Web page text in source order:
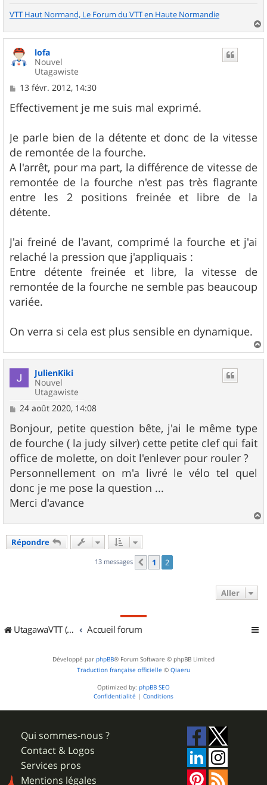
VTT Haut Normand, Le Forum du VTT en Haute Normandie
a
u
lofa
Nouvel
Utagawiste
M
s
s
g
e
13 févr. 2012, 14:30
Effectivement je me suis mal exprimé.
Je parle bien de la détente et donc de la vitesse
de remontée de la fourche.
A l'arrêt, pour ma part, la différence de vitesse de
remontée de la fourche n'est pas très flagrante
entre les 2 positions freinée et libre de la
détente.
J'ai freiné de l'avant, comprimé la fourche et j'ai
relaché la pression que j'appliquais :
Entre détente freinée et libre, la vitesse de
remontée de la fourche ne semble pas beaucoup
variée.
On verra si cela est plus sensible en dynamique.
a
JulienKiki
Nouvel
Utagawiste
M
s
s
a
g
e
24 août 2020, 14:08
Bonjour, petite question bête, j'ai le même type
de fourche ( la judy silver) cette petite clef qui fait
office de molette, on doit l'enlever pour rouler ?
Personnellement on m'a livré le vélo tel quel
donc je me pose la question ...
Merci d'avance
a
Répondre
13 messages Précédent
1 2
Aller
UtagawaVTT (Randos VTT et VTTAE avec traces GPS) Accueil forum
Développé par phpBB® Forum Software © phpBB Limited
Traduction française officielle © Qiaeru
Optimized by: phpBB SEO
Confidentialité | Conditions
Qui sommes-nous ?
Contact & Logos
Services pros
Mentions légales